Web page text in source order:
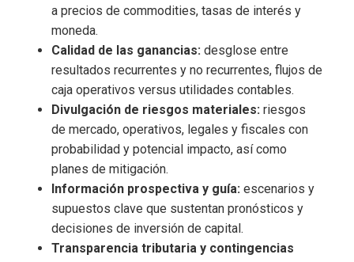
a precios de commodities, tasas de interés y
moneda.
Calidad de las ganancias: desglose entre
resultados recurrentes y no recurrentes, flujos de
caja operativos versus utilidades contables.
Divulgación de riesgos materiales: riesgos
de mercado, operativos, legales y fiscales con
probabilidad y potencial impacto, así como
planes de mitigación.
Información prospectiva y guía: escenarios y
supuestos clave que sustentan pronósticos y
decisiones de inversión de capital.
Transparencia tributaria y contingencias